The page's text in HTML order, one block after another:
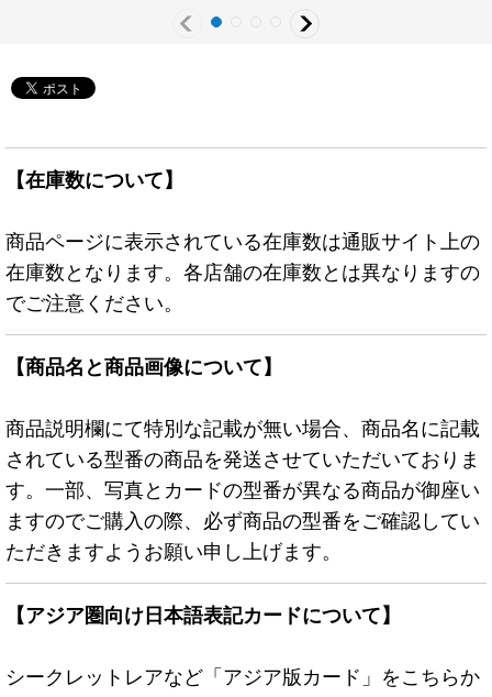
【在庫数について】
商品ページに表示されている在庫数は通販サイト上の
在庫数となります。各店舗の在庫数とは異なりますの
でご注意ください。
【商品名と商品画像について】
商品説明欄にて特別な記載が無い場合、商品名に記載
されている型番の商品を発送させていただいておりま
す。一部、写真とカードの型番が異なる商品が御座い
ますのでご購入の際、必ず商品の型番をご確認してい
ただきますようお願い申し上げます。
【アジア圏向け日本語表記カードについて】
シークレットレアなど「アジア版カード」をこちらか